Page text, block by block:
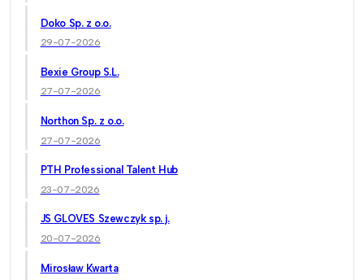
Doko Sp. z o.o.
29-07-2026
Bexie Group S.L.
27-07-2026
Northon Sp. z o.o.
27-07-2026
PTH Professional Talent Hub
23-07-2026
JS GLOVES Szewczyk sp. j.
20-07-2026
Mirosław Kwarta